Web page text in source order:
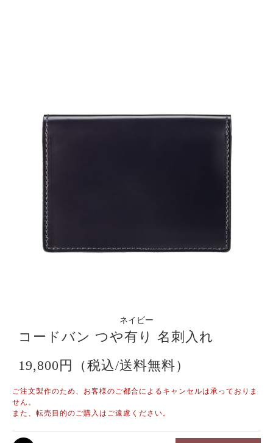
ネイビー
コードバン つや有り 名刺入れ
19,800円（税込/送料無料）
ご注文製作のため、お客様のご都合によるキャンセルは承っておりま
せん。
また、転売目的のご購入はご遠慮ください。